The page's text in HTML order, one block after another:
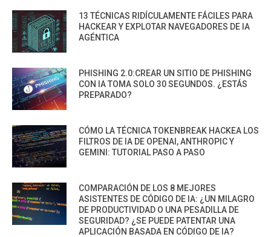
13 TÉCNICAS RIDÍCULAMENTE FÁCILES PARA
HACKEAR Y EXPLOTAR NAVEGADORES DE IA
AGÉNTICA
PHISHING 2.0:CREAR UN SITIO DE PHISHING
CON IA TOMA SOLO 30 SEGUNDOS. ¿ESTÁS
PREPARADO?
CÓMO LA TÉCNICA TOKENBREAK HACKEA LOS
FILTROS DE IA DE OPENAI, ANTHROPIC Y
GEMINI: TUTORIAL PASO A PASO
COMPARACIÓN DE LOS 8 MEJORES
ASISTENTES DE CÓDIGO DE IA: ¿UN MILAGRO
DE PRODUCTIVIDAD O UNA PESADILLA DE
SEGURIDAD? ¿SE PUEDE PATENTAR UNA
APLICACIÓN BASADA EN CÓDIGO DE IA?